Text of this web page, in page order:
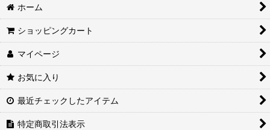
ホーム
ショッピングカート
マイページ
お気に入り
最近チェックしたアイテム
特定商取引法表示